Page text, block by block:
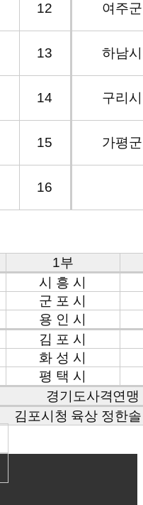
12 여주군
13 하남시
14 구리시
15 가평군
16
1부
시 흥 시
군 포 시
용 인 시
김 포 시
화 성 시
평 택 시
경기도사격연맹
김포시청 육상 정한